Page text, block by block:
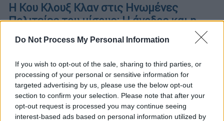
Do Not Process My Personal Information
If you wish to opt-out of the sale, sharing to third parties, or
processing of your personal or sensitive information for
targeted advertising by us, please use the below opt-out
section to confirm your selection. Please note that after your
opt-out request is processed you may continue seeing
interest-based ads based on personal information utilized by
H Κου Κλουξ Kλαν στις Ηνωμένες
Πολιτείες του μίσους: Η άνοδος και η
πτώση
διέλυσαν την Κου Κλουξ Κλαν και οδήγησαν
στη δικαιοσύνη τους τρομοκράτες με τα
λευκά σεντόνια